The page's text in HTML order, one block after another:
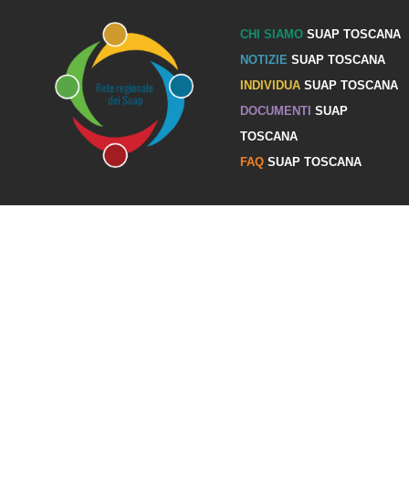
CHI SIAMOSUAP TOSCANA
NOTIZIE SUAP TOSCANA
INDIVIDUASUAP TOSCANA
DOCUMENTI SUAP
TOSCANA
FAQSUAP TOSCANA